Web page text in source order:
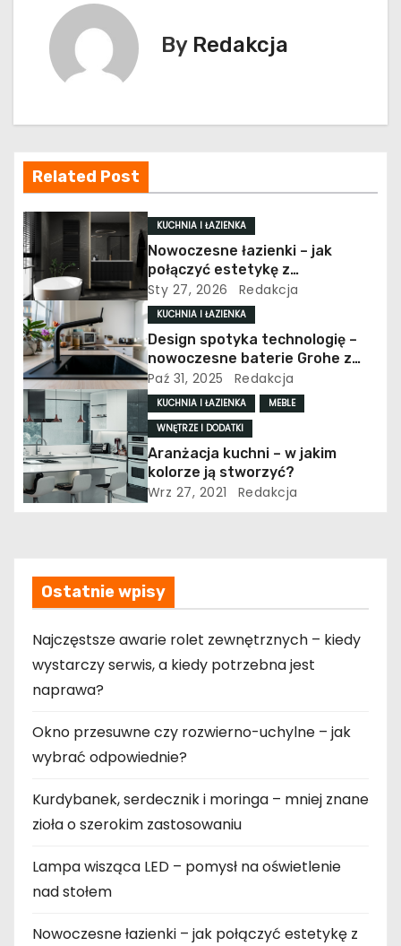
c
j
a
w
p
i
s
u
By Redakcja
Related Post
KUCHNIA I ŁAZIENKA
Nowoczesne łazienki – jak
połączyć estetykę z
funkcjonalnością?
Sty 27, 2026 Redakcja
KUCHNIA I ŁAZIENKA
Design spotyka technologię –
nowoczesne baterie Grohe z
funkcją wody gazowanej
Paź 31, 2025 Redakcja
KUCHNIA I ŁAZIENKA
MEBLE
WNĘTRZE I DODATKI
Aranżacja kuchni – w jakim
kolorze ją stworzyć?
Wrz 27, 2021 Redakcja
Ostatnie wpisy
Najczęstsze awarie rolet zewnętrznych – kiedy
wystarczy serwis, a kiedy potrzebna jest
naprawa?
Okno przesuwne czy rozwierno-uchylne – jak
wybrać odpowiednie?
Kurdybanek, serdecznik i moringa – mniej znane
zioła o szerokim zastosowaniu
Lampa wisząca LED – pomysł na oświetlenie
nad stołem
Nowoczesne łazienki – jak połączyć estetykę z